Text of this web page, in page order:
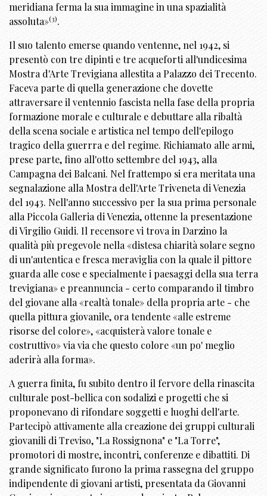
meridiana ferma la sua immagine in una spazialità
assoluta»(3).
Il suo talento emerse quando ventenne, nel 1942, si
presentò con tre dipinti e tre acqueforti all'undicesima
Mostra d'Arte Trevigiana allestita a Palazzo dei Trecento.
Faceva parte di quella generazione che dovette
attraversare il ventennio fascista nella fase della propria
formazione morale e culturale e debuttare alla ribaltà
della scena sociale e artistica nel tempo dell'epilogo
tragico della guerrra e del regime. Richiamato alle armi,
prese parte, fino all'otto settembre del 1943, alla
Campagna dei Balcani. Nel frattempo si era meritata una
segnalazione alla Mostra dell'Arte Triveneta di Venezia
del 1943. Nell'anno successivo per la sua prima personale
alla Piccola Galleria di Venezia, ottenne la presentazione
di Virgilio Guidi. Il recensore vi trova in Darzino la
qualità più pregevole nella «distesa chiarità solare segno
di un'autentica e fresca meraviglia con la quale il pittore
guarda alle cose e specialmente i paesaggi della sua terra
trevigiana» e preannuncia - certo comparando il timbro
del giovane alla «realtà tonale» della propria arte - che
quella pittura giovanile, ora tendente «alle estreme
risorse del colore», «acquisterà valore tonale e
costruttivo» via via che questo colore «un po' meglio
aderirà alla forma».
A guerra finita, fu subito dentro il fervore della rinascita
culturale post-bellica con sodalizi e progetti che si
proponevano di rifondare soggetti e luoghi dell'arte.
Partecipò attivamente alla creazione dei gruppi culturali
giovanili di Treviso, "La Rossignona" e "La Torre",
promotori di mostre, incontri, conferenze e dibattiti. Di
grande significato furono la prima rassegna del gruppo
indipendente di giovani artisti, presentata da Giovanni